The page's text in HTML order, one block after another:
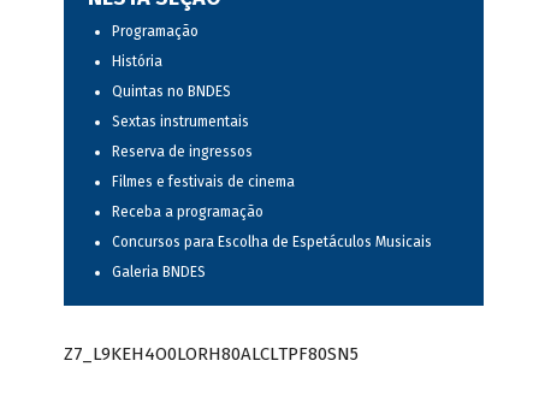
Programação
História
Quintas no BNDES
Sextas instrumentais
Reserva de ingressos
Filmes e festivais de cinema
Receba a programação
Concursos para Escolha de Espetáculos Musicais
Galeria BNDES
Z7_L9KEH4O0LORH80ALCLTPF80SN5